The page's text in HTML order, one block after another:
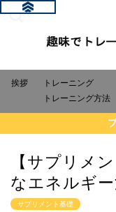
挨拶
トレーニング
トレーニング方法
【サプリメ
なエネルギ
サプリメント基礎